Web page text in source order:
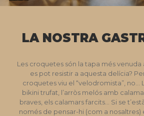
LA NOSTRA
Les croquetes són la tapa més venuda
es pot resistir a aquesta delícia?
croquetes viu el “velodromista”, no…
bikini trufat, l’arròs melós amb
braves, els calamars farcits… Si se
només de pensar-hi (com a